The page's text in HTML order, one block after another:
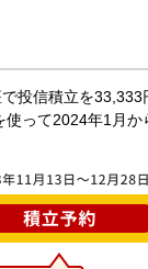
投信積立を33,333
使って2024年1月